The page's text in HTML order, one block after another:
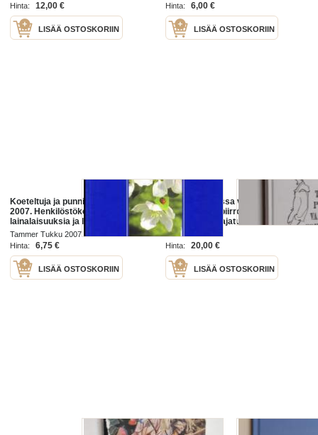
Hinta:
12,00 €
LISÄÄ OSTOSKORIIN
Hinta:
6,00 €
LISÄÄ OSTOSKORIIN
Koeteltuja ja punnittuja ajatuksia,
2007. Henkilöstökoulutuksen
lainalaisuuksia ja liikemaailman
viisaita ajatuksia, käytännössä
kokeiltuja ja hyviksi havaittu.
Tammer Tukku 2007
Hinta:
6,75 €
LISÄÄ OSTOSKORIIN
Tuuli on puskissa vaarallisen
voimakasta : piirroksia ja ajatuksia
- Piirroksia ja ajatuksia
Classicus 2018
Hinta:
20,00 €
LISÄÄ OSTOSKORIIN